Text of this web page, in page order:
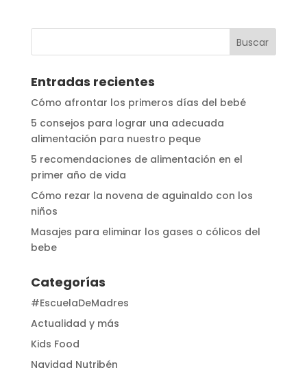
Entradas recientes
Cómo afrontar los primeros días del bebé
5 consejos para lograr una adecuada
alimentación para nuestro peque
5 recomendaciones de alimentación en el
primer año de vida
Cómo rezar la novena de aguinaldo con los
niños
Masajes para eliminar los gases o cólicos del
bebe
Categorías
#EscuelaDeMadres
Actualidad y más
Kids Food
Navidad Nutribén